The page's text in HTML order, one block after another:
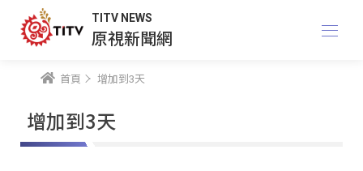
TITV NEWS
原視新聞網
首頁 增加到3天
增加到3天